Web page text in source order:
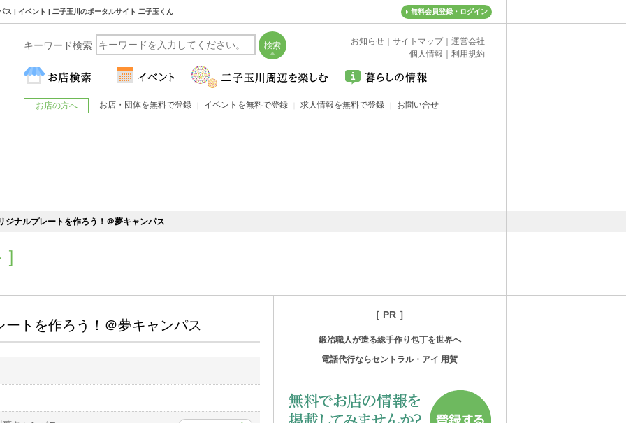
ス | イベント | 二子玉川のポータルサイト 二子玉くん 無料会員登録・ログイン
ジナルプレートを作ろう！＠夢キャンパス
トを作ろう！＠夢キャンパス
［ PR ］
鍛冶職人が造る総手作り包丁を世界へ
電話代行ならセントラル・アイ 用賀
キーワード検索 お知らせ サイトマップ｜ 運営会社
個人情報
利用規約
お店の方へ お店・団体を無料で登録 イベントを無料で登録 求人情報を無料で登録 お問い合せ